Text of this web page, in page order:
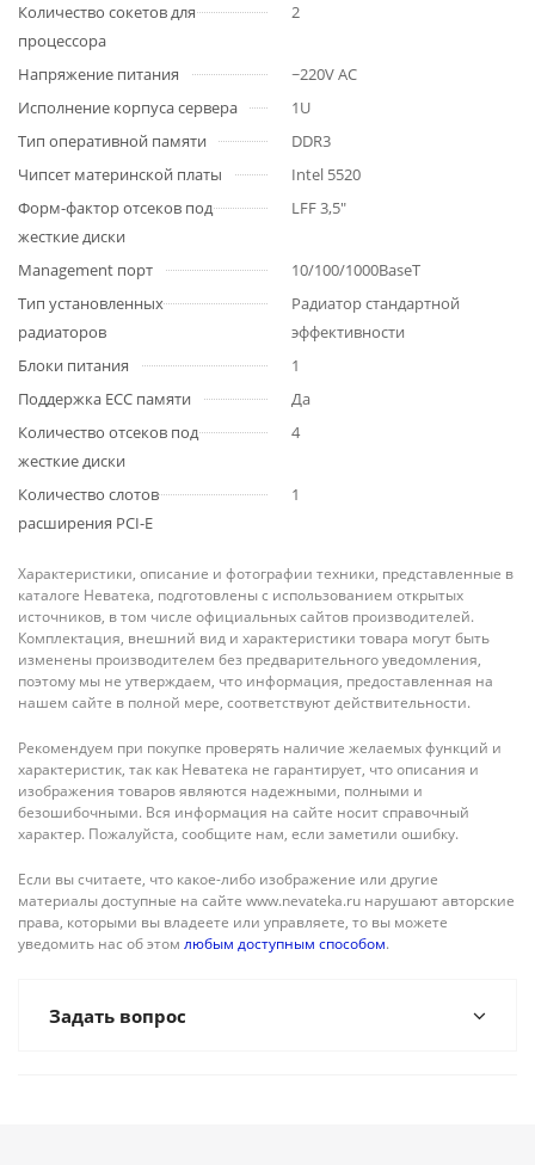
Количество сокетов для
процессора
2
Напряжение питания
~220V AC
Исполнение корпуса сервера
1U
Тип оперативной памяти
DDR3
Чипсет материнской платы
Intel 5520
Форм-фактор отсеков под
жесткие диски
LFF 3,5"
Management порт
10/100/1000BaseT
Тип установленных
радиаторов
Радиатор стандартной
эффективности
Блоки питания
1
Поддержка ECC памяти
Да
Количество отсеков под
жесткие диски
4
Количество слотов
расширения PCI-E
1
Характеристики, описание и фотографии техники, представленные в
каталоге Неватека, подготовлены с использованием открытых
источников, в том числе официальных сайтов производителей.
Комплектация, внешний вид и характеристики товара могут быть
изменены производителем без предварительного уведомления,
поэтому мы не утверждаем, что информация, предоставленная на
нашем сайте в полной мере, соответствуют действительности.
Рекомендуем при покупке проверять наличие желаемых функций и
характеристик, так как Неватека не гарантирует, что описания и
изображения товаров являются надежными, полными и
безошибочными. Вся информация на сайте носит справочный
характер. Пожалуйста, сообщите нам, если заметили ошибку.
Если вы считаете, что какое-либо изображение или другие
материалы доступные на сайте www.nevateka.ru нарушают авторские
права, которыми вы владеете или управляете, то вы можете
уведомить нас об этом любым доступным способом.
Задать вопрос